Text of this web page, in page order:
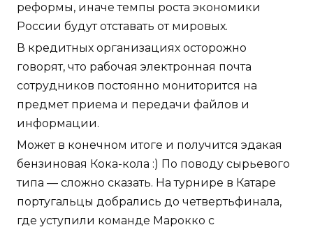
реформы, иначе темпы роста экономики
России будут отставать от мировых.
В кредитных организациях осторожно
говорят, что рабочая электронная почта
сотрудников постоянно мониторится на
предмет приема и передачи файлов и
информации.
Может в конечном итоге и получится эдакая
бензиновая Кока-кола :) По поводу сырьевого
типа — сложно сказать. На турнире в Катаре
португальцы добрались до четвертьфинала,
где уступили команде Марокко с